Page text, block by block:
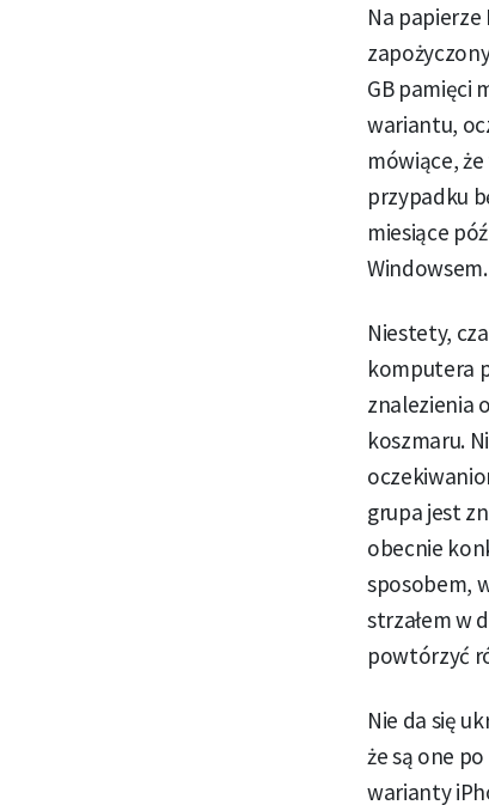
Na
GB pamięci
wariantu,
mówiące,
przypadku
miesiące
Windowsem.
Niestety,
komputera
znalezienia
koszmaru.
grupa jest
obecnie
sposobem,
strzałem w
powtórzyć
Nie da się
że są one
warianty